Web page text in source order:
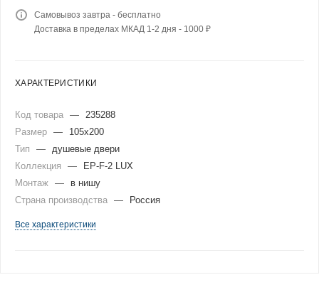
Самовывоз завтра - бесплатно
Доставка в пределах МКАД 1-2 дня - 1000 ₽
ХАРАКТЕРИСТИКИ
Код товара —
235288
Размер —
105x200
Тип
—
душевые двери
Коллекция
—
EP-F-2 LUX
Монтаж —
в нишу
Страна производства — Россия
Все характеристики